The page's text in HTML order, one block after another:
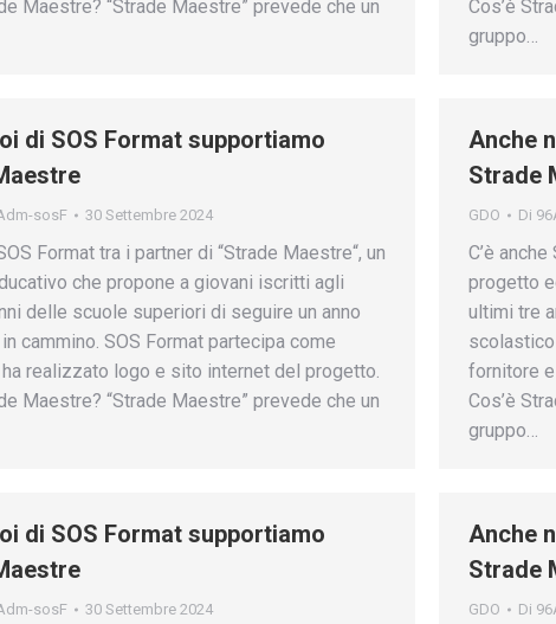
Maestre? “Strade Maestre” prevede che un
Cos’è
gruppo…
di SOS Format supportiamo
sosF 30 Settembre 2024
Format tra i partner di “Strade Maestre“, un
che propone a giovani iscritti agli
delle scuole superiori di seguire un anno
cammino. SOS Format partecipa come
realizzato logo e sito internet del progetto.
Maestre? “Strade Maestre” prevede che un
Anche
Strade
GDO Di
C’è
progetto
ultimi tre
scolastico
fornitore
Cos’è
gruppo…
di SOS Format supportiamo
sosF 30 Settembre 2024
Anche
Strade
GDO Di